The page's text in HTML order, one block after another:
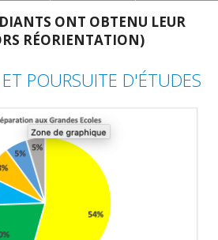
ONT OBTENU LEUR
RÉORIENTATION)
POURSUITE D'ÉTUDES